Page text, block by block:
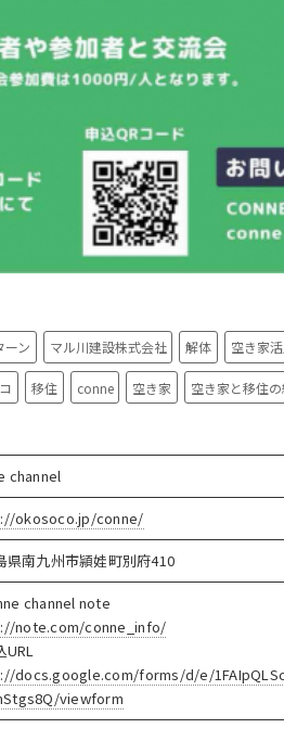
ーン マル川建設株式会社 解体 空き家
移住 conne 空き家 空き家と移住
channel
okosoco.jp/conne/
県南九州市頴娃町別府410
channel note
note.com/conne_info/
docs.google.com/forms/d/e/
viewform